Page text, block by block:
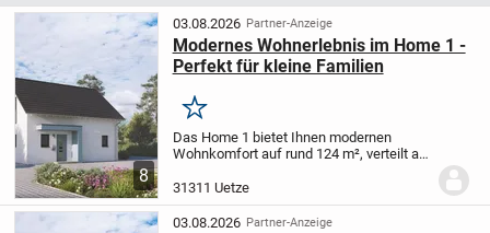
8
03.08.2026 Partner-Anzeige
Modernes Wohnerlebnis im Home 1 -
Perfekt für kleine Familien
Merken
Das Home 1 bietet Ihnen modernen
Wohnkomfort auf rund 124 m², verteilt auf
eine hervorragende Wahl für kleinere
Familien.Im Erdgeschoss erwartet Sie
ein...
31311 Uetze
03.08.2026 Partner-Anzeige